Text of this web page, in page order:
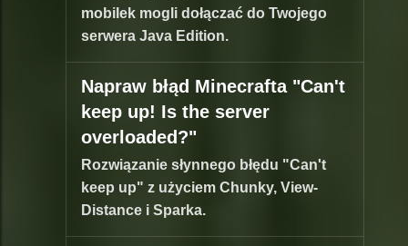
mobilek mogli dołączać do Twojego
serwera Java Edition.
Napraw błąd Minecrafta "Can't
keep up! Is the server
overloaded?"
Rozwiązanie słynnego błędu "Can't
keep up" z użyciem Chunky, View-
Distance i Sparka.